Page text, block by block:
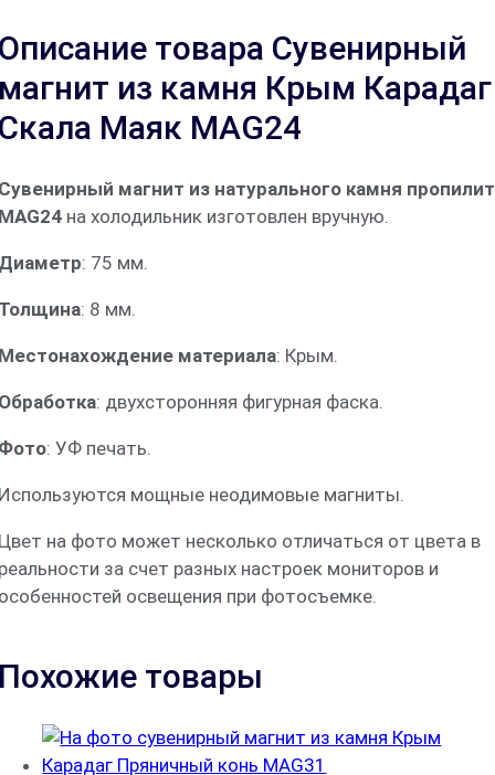
товара Сувенирный
из камня Крым Карадаг
Маяк MAG24
магнит из натурального камня пропилит
на холодильник изготовлен вручную.
: 75 мм.
: 8 мм.
материала: Крым.
: двухсторонняя фигурная фаска.
: УФ печать.
мощные неодимовые магниты.
на фото может несколько отличаться от цвета в
за счет разных настроек мониторов и
освещения при фотосъемке.
товары